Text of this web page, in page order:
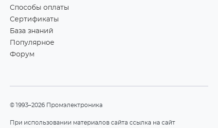
Способы оплаты
Сертификаты
База знаний
Популярное
Форум
©1993–2026 Промэлектроника
При использовании материалов сайта ссылка на сайт